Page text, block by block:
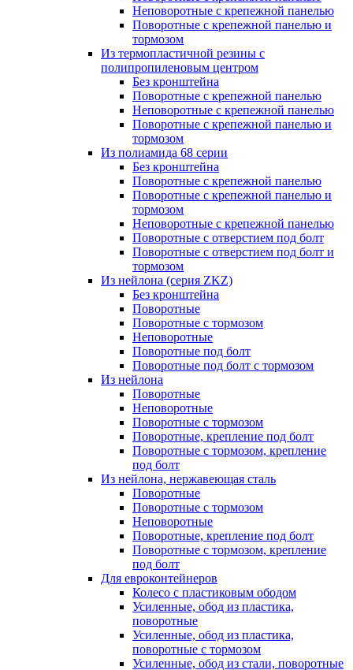
Неповоротные с крепежной панелью
Поворотные с крепежной панелью и
тормозом
Из термопластичной резины с
полипропиленовым центром
Без кронштейна
Поворотные с крепежной панелью
Неповоротные с крепежной панелью
Поворотные с крепежной панелью и
тормозом
Из полиамида 68 серии
Без кронштейна
Поворотные с крепежной панелью
Поворотные с крепежной панелью и
тормозом
Неповоротные с крепежной панелью
Поворотные с отверстием под болт
Поворотные с отверстием под болт и
тормозом
Из нейлона (серия ZKZ)
Без кронштейна
Поворотные
Поворотные с тормозом
Неповоротные
Поворотные под болт
Поворотные под болт с тормозом
Из нейлона
Поворотные
Неповоротные
Поворотные с тормозом
Поворотные, крепление под болт
Поворотные с тормозом, крепление
под болт
Из нейлона, нержавеющая сталь
Поворотные
Поворотные с тормозом
Неповоротные
Поворотные, крепление под болт
Поворотные с тормозом, крепление
под болт
Для евроконтейнеров
Колесо с пластиковым ободом
Усиленные, обод из пластика,
поворотные
Усиленные, обод из пластика,
поворотные с тормозом
Усиленные, обод из стали, поворотные